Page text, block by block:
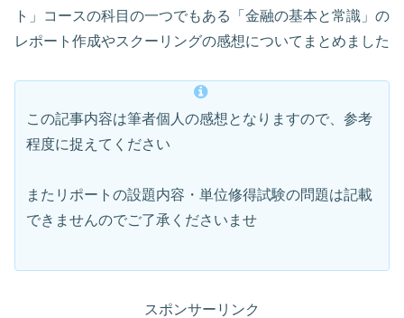
ト」コースの科目の一つでもある「金融の基本と常識」の
レポート作成やスクーリングの感想についてまとめました
この記事内容は筆者個人の感想となりますので、参考
程度に捉えてください
またリポートの設題内容・単位修得試験の問題は記載
できませんのでご了承くださいませ
スポンサーリンク